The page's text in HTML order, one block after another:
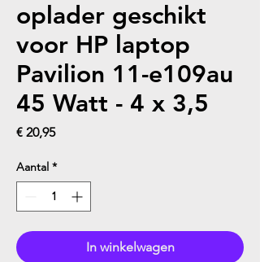
oplader geschikt
voor HP laptop
Pavilion 11-e109au
45 Watt - 4 x 3,5
€ 20,95Prijs
Aantal *
In winkelwagen